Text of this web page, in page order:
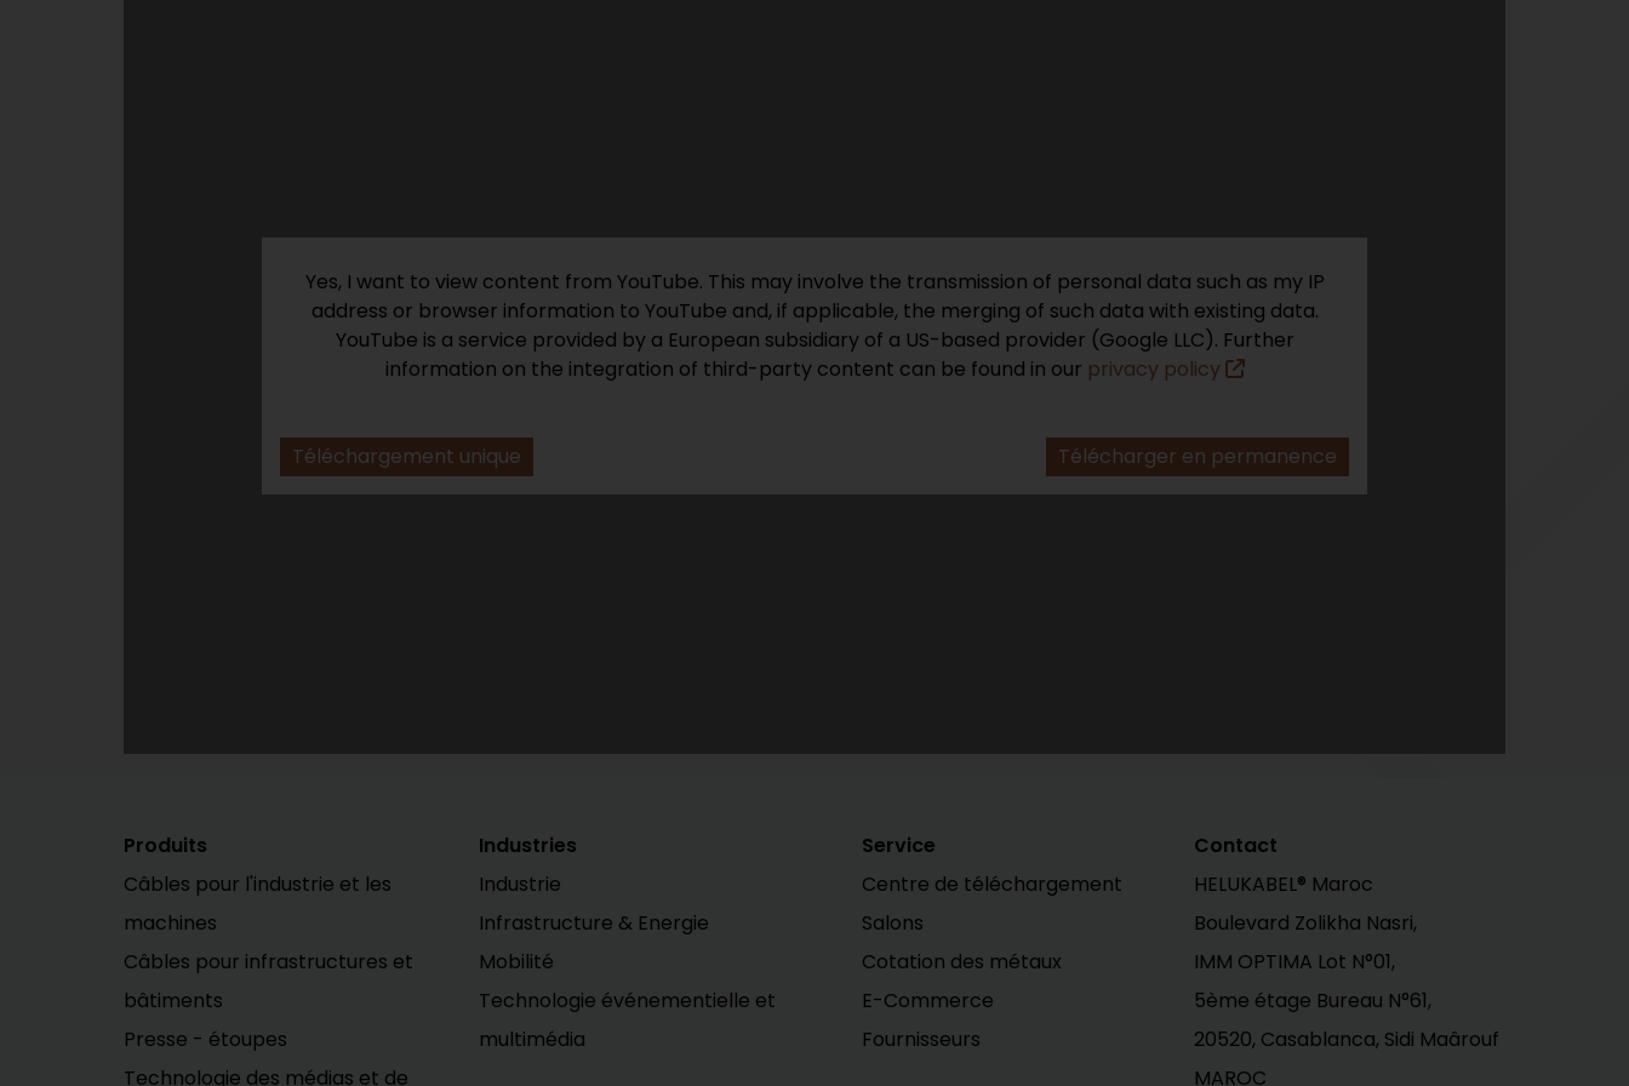
Yes, I want to view content from YouTube. This may involve the transmission of personal data such as my IP
address or browser information to YouTube and, if applicable, the merging of such data with existing data.
YouTube is a service provided by a European subsidiary of a US-based provider (Google LLC). Further
information on the integration of third-party content can be found in our privacy policy
Téléchargement unique Télécharger en permanence
Produits
Câbles pour l'industrie et les
machines
Câbles pour infrastructures et
bâtiments
Presse - étoupes
Technologie des médias et de
Industries
Industrie
Infrastructure & Energie
Mobilité
Technologie événementielle et
multimédia
Service
Centre de téléchargement
Salons
Cotation des métaux
E-Commerce
Fournisseurs
Contact
HELUKABEL® Maroc
Boulevard Zolikha Nasri,
IMM OPTIMA Lot N°01,
5ème étage Bureau N°61,
20520, Casablanca, Sidi Maârouf
MAROC